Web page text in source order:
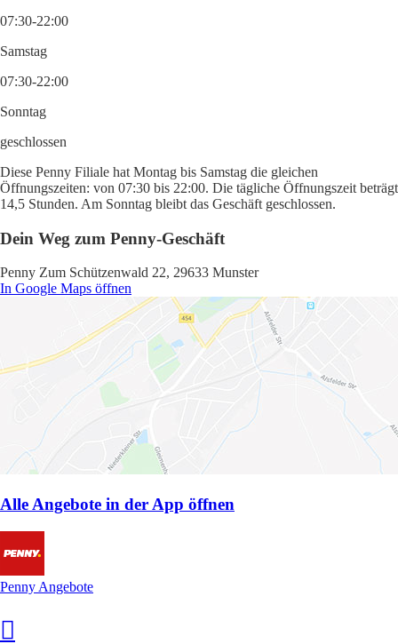
07:30-22:00
Samstag
07:30-22:00
Sonntag
geschlossen
Diese Penny Filiale hat Montag bis Samstag die gleichen
Öffnungszeiten: von 07:30 bis 22:00. Die tägliche Öffnungszeit beträgt
14,5 Stunden. Am Sonntag bleibt das Geschäft geschlossen.
Dein Weg zum Penny-Geschäft
Penny Zum Schützenwald 22, 29633 Munster
In Google Maps öffnen
Alle Angebote in der App öffnen
Penny Angebote